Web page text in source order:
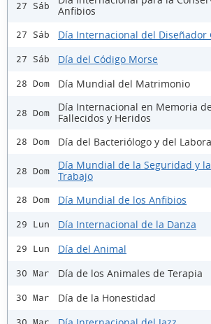
27 Sáb
Anfibios
27 Sáb Día Internacional del Diseñador
27 Sáb Día del Código Morse
28 Dom Día Mundial del Matrimonio
28 Dom
Día Internacional en Memoria
Fallecidos y Heridos
28 Dom Día del Bacteriólogo y del
28 Dom
Día Mundial de la Seguridad y
Trabajo
28 Dom Día Mundial de los Anfibios
29 Lun Día Internacional de la Danza
29 Lun Día del Animal
30 Mar Día de los Animales de Terapia
30 Mar Día de la Honestidad